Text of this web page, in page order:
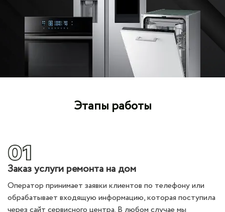
Этапы работы
Заказ услуги ремонта на дом
Оператор принимает заявки клиентов по телефону или
обрабатывает входящую информацию, которая поступила
через сайт сервисного центра. В любом случае мы